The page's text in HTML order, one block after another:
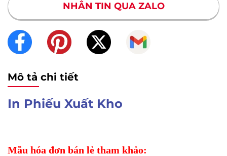
NHẮN TIN QUA ZALO
Mô tả chi tiết
In Phiếu Xuất Kho
Mẫu hóa đơn bán lẻ tham khảo: